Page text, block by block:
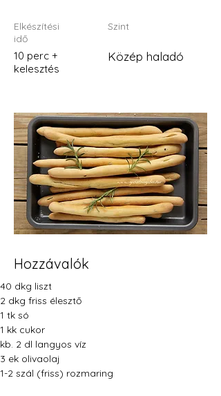
Elkészítési
idő
10 perc +
kelesztés
Szint
Közép haladó
Hozzávalók
40 dkg liszt
2 dkg friss élesztő
1 tk só
1 kk cukor
kb. 2 dl langyos víz
3 ek olivaolaj
1-2 szál (friss) rozmaring